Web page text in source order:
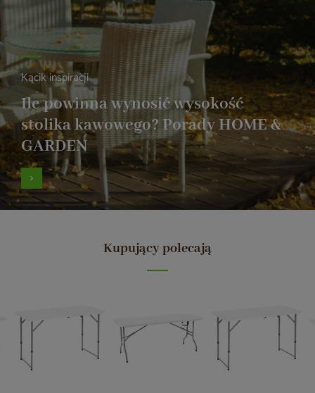
Kącik inspiracji
Ile powinna wynosić wysokość
stolika kawowego? Porady HOME &
GARDEN
Kupujący polecają